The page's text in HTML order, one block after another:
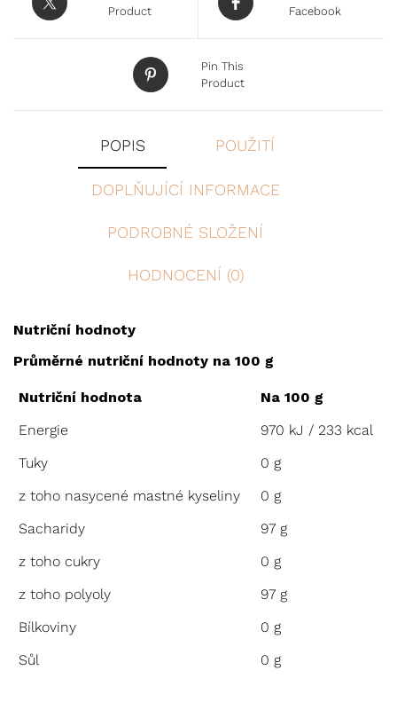
Product
Facebook
Pin This
Product
POPIS POUŽITÍ
DOPLŇUJÍCÍ INFORMACE
PODROBNÉ SLOŽENÍ
HODNOCENÍ (0)
Nutriční hodnoty
Průměrné nutriční hodnoty na 100 g
Nutriční hodnota
Na 100 g
Energie
970 kJ / 233 kcal
Tuky
0 g
z toho nasycené mastné kyseliny
0 g
Sacharidy
97 g
z toho cukry
0 g
z toho polyoly
97 g
Bílkoviny
0 g
Sůl
0 g